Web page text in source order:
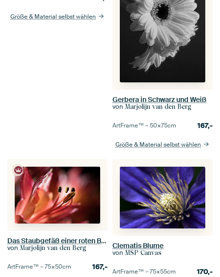
Größe & Material selbst wählen
Gerbera in Schwarz und Weiß
von Marjolijn van den Berg
ArtFrame™ –50×75cm 167,-
Größe & Material selbst wählen
Das Staubgefäß einer roten Blume
von Marjolijn van den Berg
ArtFrame™ –75×50cm 167,-
Clematis Blume
von MSP Canvas
ArtFrame™ –75×55cm 170,-